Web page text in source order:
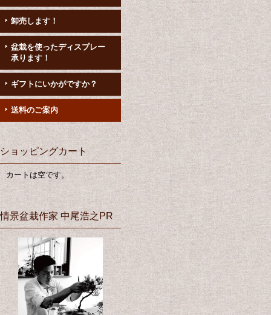
卸売します！
盆栽を使ったディスプレー
承ります！
ギフトにいかがですか？
送料のご案内
ショッピングカート
カートは空です。
情景盆栽作家 中尾浩之PR